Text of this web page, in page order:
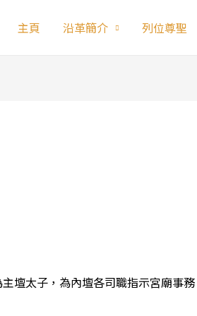
主頁 沿革簡介 列位尊聖
壇太子，為內壇各司職指示宮廟事